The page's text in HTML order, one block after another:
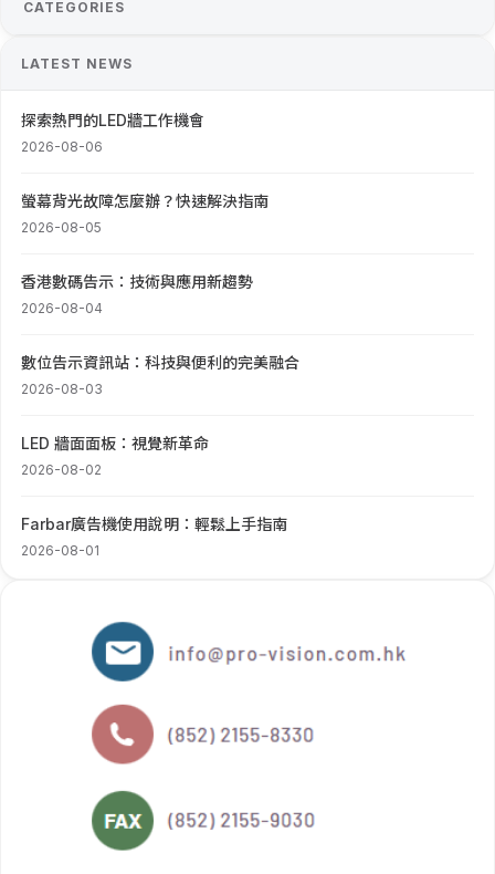
CATEGORIES
LATEST NEWS
探索熱門的LED牆工作機會
2026-08-06
螢幕背光故障怎麼辦？快速解決指南
2026-08-05
香港數碼告示：技術與應用新趨勢
2026-08-04
數位告示資訊站：科技與便利的完美融合
2026-08-03
LED 牆面面板：視覺新革命
2026-08-02
Farbar廣告機使用說明：輕鬆上手指南
2026-08-01